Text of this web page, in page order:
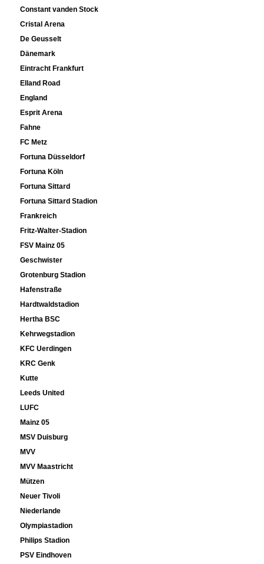
Constant vanden Stock
Cristal Arena
De Geusselt
Dänemark
Eintracht Frankfurt
Elland Road
England
Esprit Arena
Fahne
FC Metz
Fortuna Düsseldorf
Fortuna Köln
Fortuna Sittard
Fortuna Sittard Stadion
Frankreich
Fritz-Walter-Stadion
FSV Mainz 05
Geschwister
Grotenburg Stadion
Hafenstraße
Hardtwaldstadion
Hertha BSC
Kehrwegstadion
KFC Uerdingen
KRC Genk
Kutte
Leeds United
LUFC
Mainz 05
MSV Duisburg
MVV
MVV Maastricht
Mützen
Neuer Tivoli
Niederlande
Olympiastadion
Philips Stadion
PSV Eindhoven